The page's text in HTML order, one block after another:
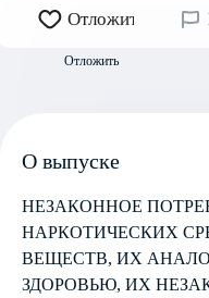
Отложить
Отложить
О выпуске
НЕЗАКОННОЕ
НАРКОТИЧЕСКИХ
ВЕЩЕСТВ, ИХ
ЗДОРОВЬЮ, ИХ